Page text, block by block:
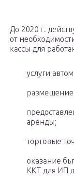
До 2020 г.
от
кассы для
услуги
аренды;
торговые
оказание
ККТ для ИП